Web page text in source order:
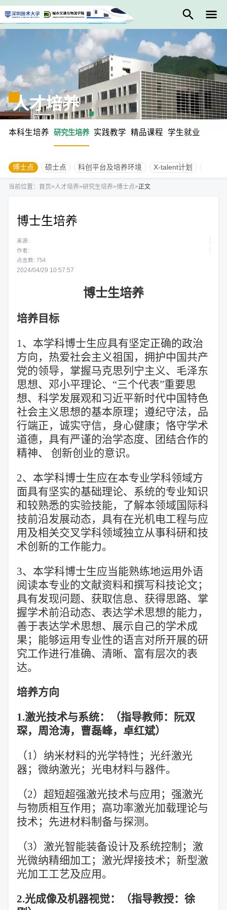
人才培养
本科生培养 研究生培养
博士点 硕士点 科创平台及培养环境 X-talent计划
实践教学 精品课程 学生就业
当前位置： 首页>人才培养>研究生培养>博士点>正文
博士生培养
来源:
作者:
点击数:754
2024/04/29 10:57:57
博士生培养
培养目标
1、本学科博士生应具有坚定正确的政治
方向，热爱社会主义祖国，拥护中国共产
党的领导，掌握马克思列宁主义、毛泽东
思想、邓小平理论、“三个代表”重要思
想、科学发展观和习近平新时代中国特色
社会主义思想的基本原理；遵纪守法，品
行端正，诚实守信，身心健康；恪守学术
道德，具有严谨的治学态度、团结合作的
精神、 创新创业的意识。
2、本学科博士生应在本专业学科领域方
面具有坚实的基础理论、系统的专业知识
和较熟悉的实验技能，了解本领域国际科
技前沿发展动态，具有在光机电工程与应
用及相关交叉学科领域独立从事科研和技
术创新的工作能力。
3、本学科博士生应当能熟练地运用外语
阅读本专业的文献资料和撰写科技论文；
具有发现问题、获取信息、获得思路、掌
握学术前沿动态、 表达学术思想的能力，
善于表达学术思想、展示自己的学术成
果；能够运用专业性的语言对所开展的研
究工作进行准确、清晰、富有层次的表
达。
培养方向
1.激光技术与系统：（指导教师：阮双
琛，周沧涛，曹磊峰，卓红斌）
（1）纳米材料的光学特性；光纤激光
器；微纳激光；光电材料与器件。
（2）超短超强激光技术与应用；强激光
与物质相互作用；高功率激光加载理论与
技术；先进材料制备与探测。
（3）激光智能装备设计及系统控制；激
光微纳精细加工；激光焊接技术；新型激
光加工工艺及应用。
2.光成像及机器视觉：（指导教授：徐